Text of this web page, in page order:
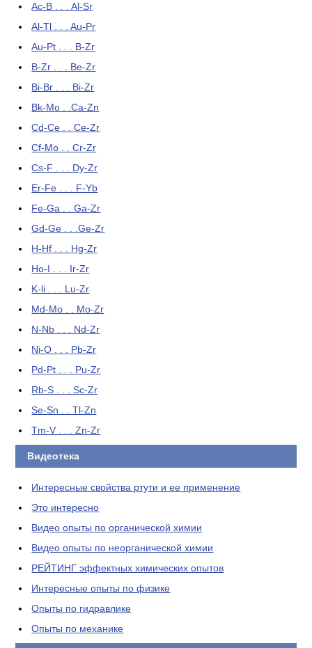
Ac-B . . . Al-Sr
Al-Tl . . . Au-Pr
Au-Pt . . . B-Zr
B-Zr . . . Be-Zr
Bi-Br . . . Bi-Zr
Bk-Mo . .Ca-Zn
Cd-Ce . . Ce-Zr
Cf-Mo . . Cr-Zr
Cs-F . . . Dy-Zr
Er-Fe . . . F-Yb
Fe-Ga . . Ga-Zr
Gd-Ge . . .Ge-Zr
H-Hf . . . Hg-Zr
Ho-I . . . Ir-Zr
K-li . . . Lu-Zr
Md-Mo . . Mo-Zr
N-Nb . . . Nd-Zr
Ni-O . . . Pb-Zr
Pd-Pt . . . Pu-Zr
Rb-S . . . Sc-Zr
Se-Sn . . Tl-Zn
Tm-V . . . Zn-Zr
Видеотека
Интересные свойства ртути и ее применение
Это интересно
Видео опыты по органической химии
Видео опыты по неорганической химии
РЕЙТИНГ эффектных химических опытов
Интересные опыты по физике
Опыты по гидравлике
Опыты по механике